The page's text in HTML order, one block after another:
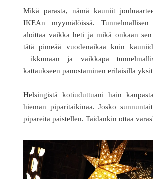
Mikä parasta, nämä kauniit
IKEAn myymälöissä.
aloittaa vaikka heti ja mikä onkaan
tätä pimeää vuodenaikaa kuin
ikkunaan ja vaikkapa
kattaukseen panostaminen erilaisilla
Helsingistä kotiuduttuani hain
hieman piparitaikinaa. Josko
pipareita paistellen. Taidankin ottaa